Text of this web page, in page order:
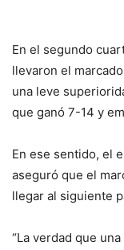
En el segundo
llevaron el
una leve
que ganó 7-14 y
En ese sentido, el
aseguró que el
llegar al siguiente
“La verdad que